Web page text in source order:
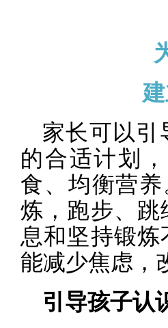
家长可以引
的合适计划
食、均衡营
炼，跑步、
息和坚持锻
能减少焦虑，
引导孩子认